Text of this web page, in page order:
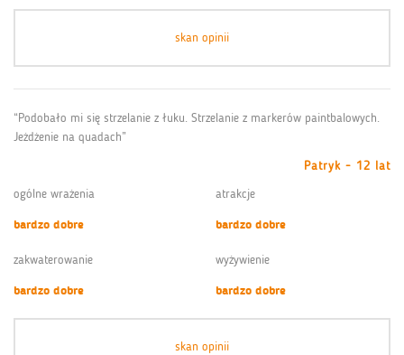
skan opinii
“Podobało mi się strzelanie z łuku. Strzelanie z markerów paintbalowych.
Jeżdżenie na quadach”
Patryk - 12 lat
ogólne wrażenia
bardzo dobre
atrakcje
bardzo dobre
zakwaterowanie
bardzo dobre
wyżywienie
bardzo dobre
skan opinii